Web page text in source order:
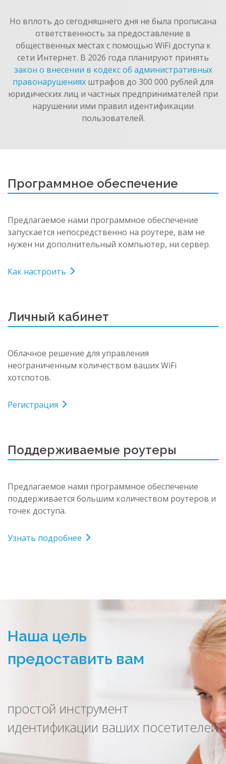
Но вплоть до сегодняшнего дня не была прописана
ответственность за предоставление в
общественных местах с помощью WiFi доступа к
сети Интернет. В 2026 года планируют принять
закон о внесении в кодекс об административных
правонарушениях штрафов до 300 000 рублей для
юридических лиц и частных предпринимателей при
нарушении ими правил идентификации
пользователей.
Программное обеспечение
Предлагаемое нами программное обеспечение
запускается непосредственно на роутере, вам не
нужен ни дополнительный компьютер, ни сервер.
Как настроить
Личный кабинет
Облачное решение для управления
неограниченным количеством ваших WiFi
хотспотов.
Регистрация
Поддерживаемые роутеры
Предлагаемое нами программное обеспечение
поддерживается большим количеством роутеров и
точек доступа.
Узнать подробнее
Наша цель
предоставить вам
простой инструмент
идентификации ваших посетителей